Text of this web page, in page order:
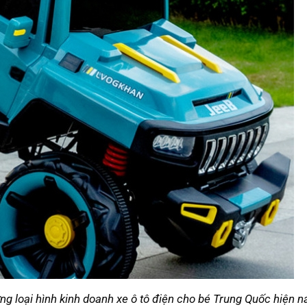
loại hình kinh doanh xe ô tô điện cho bé Trung Quốc hiện